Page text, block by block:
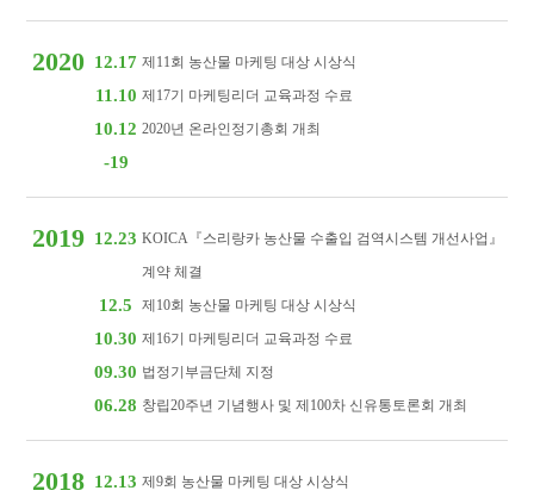
2020 12.17 제11회 농산물 마케팅 대상 시상식
11.10 제17기 마케팅리더 교육과정 수료
10.12
-19
2020년 온라인정기총회 개최
2019 12.23 KOICA『스리랑카 농산물 수출입 검역시스템 개선사업』
계약 체결
12.5 제10회 농산물 마케팅 대상 시상식
10.30 제16기 마케팅리더 교육과정 수료
09.30 법정기부금단체 지정
06.28 창립20주년 기념행사 및 제100차 신유통토론회 개최
2018 12.13 제9회 농산물 마케팅 대상 시상식